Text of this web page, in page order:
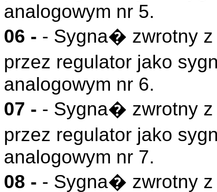
analogowym nr 5.
06 - - Sygna� zwrotny z
przez regulator jako
analogowym nr 6.
07 - - Sygna� zwrotny z
przez regulator jako
analogowym nr 7.
08 - - Sygna� zwrotny z